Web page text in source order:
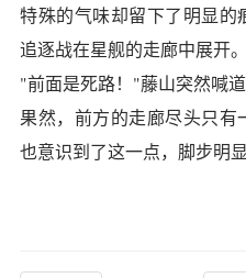
特殊的气味却留下了明显的
追逐战在星舰的走廊中展开。
"前面是死路！"藤山突然喊
果然，前方的走廊尽头只
也意识到了这一点，脚步明显